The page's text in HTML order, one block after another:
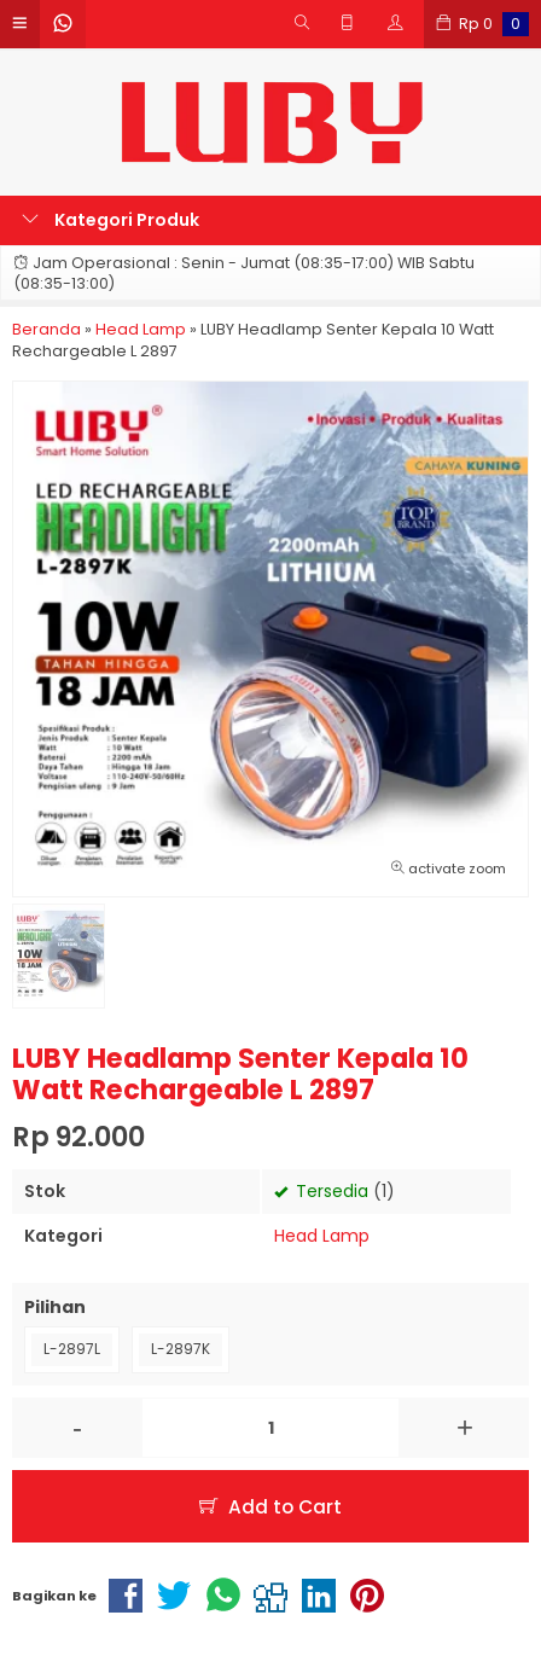
Rp 0 0
Kategori Produk
Jam Operasional : Senin - Jumat (08:35-17:00) WIB Sabtu
(08:35-13:00)
Beranda » Head Lamp » LUBY Headlamp Senter Kepala 10 Watt
Rechargeable L 2897
activate zoom
LUBY Headlamp Senter Kepala 10
Watt Rechargeable L 2897
Rp 92.000
Stok Tersedia (1)
Kategori
Head Lamp
Pilihan
L-2897L L-2897K
- +
Add to Cart
Bagikan ke